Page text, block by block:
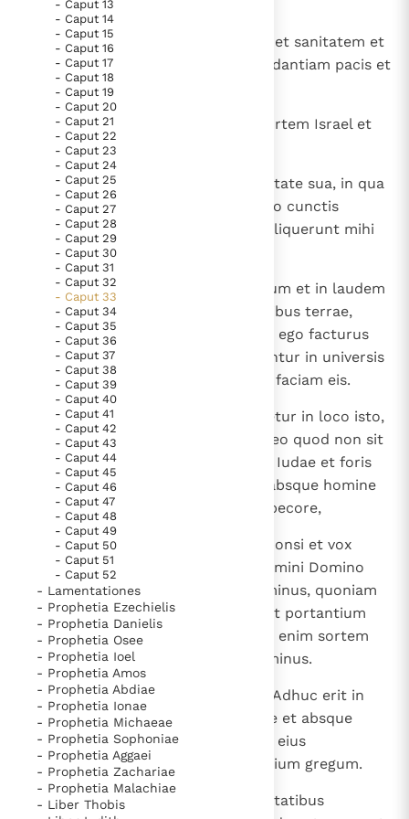
Paus Leo XIV in Pavia: "De stad is zowel een gave als
een taak"
Paus in Pavia: St. Augustinus toont ons de noodzaak om
"naar het innerlijk" toe te keren.
RK Documenten stelt heel veel belangrijke
kerkelijke documenten van de Rooms
Katholieke Kerk in het Nederlands beschikbaar
en is volledig afhankelijk van donaties.
Ik help mee!
- Caput 13
- Caput 14
- Caput 15
- Caput 16
- Caput 17
- Caput 18
- Caput 19
- Caput 20
- Caput 21
- Caput 22
- Caput 23
- Caput 24
- Caput 25
- Caput 26
- Caput 27
- Caput 28
- Caput 29
- Caput 30
- Caput 31
- Caput 32
- Caput 33
- Caput 34
- Caput 35
- Caput 36
- Caput 37
- Caput 38
- Caput 39
- Caput 40
- Caput 41
- Caput 42
- Caput 43
- Caput 44
- Caput 45
- Caput 46
- Caput 47
- Caput 48
- Caput 49
- Caput 50
- Caput 51
- Caput 52
- Lamentationes
- Prophetia Ezechielis
- Prophetia Danielis
- Prophetia Osee
- Prophetia Ioel
- Prophetia Amos
- Prophetia Abdiae
- Prophetia Ionae
- Prophetia Michaeae
- Prophetia Sophoniae
- Prophetia Aggaei
- Prophetia Zachariae
- Prophetia Malachiae
- Liber Thobis
omnem malitiam eorum.
Ecce ego obducam ei cicatricem et sanitatem et
curabo eos et revelabo illis abundantiam pacis et
veritatis
et convertam sortem Iudae et sortem Israel et
aedificabo eos sicut a principio.
Et emundabo illos ab omni iniquitate sua, in qua
peccaverunt mihi, et propitius ero cunctis
iniquitatibus eorum, in quibus deliquerunt mihi
et spreverunt me;
et erit mihi in nomen et in gaudium et in laudem
et in exsultationem cunctis gentibus terrae,
quae audierint omnia bona, quae ego facturus
sum eis; et pavebunt et turbabuntur in universis
bonis et in omni pace, quam ego faciam eis.
Haec dicit Dominus: Adhuc audietur in loco isto,
quem vos dicitis esse desertum, eo quod non sit
homo et iumentum in civitatibus Iudae et foris
Ierusalem, quae desolatae sunt absque homine
et absque habitatore et absque pecore,
vox gaudii et vox laetitiae, vox sponsi et vox
sponsae, vox dicentium: "Confitemini Domino
exercituum, quoniam bonus Dominus, quoniam
in aeternum misericordia eius"; et portantium
vota in domum Domini; reducam enim sortem
terrae sicut a principio, dicit Dominus.
Haec dicit Dominus exercituum: Adhuc erit in
loco isto deserto, absque homine et absque
iumento, et in cunctis civitatibus eius
habitaculum pastorum accubantium gregum.
In civitatibus montuosis et in civitatibus